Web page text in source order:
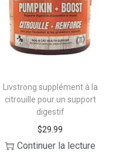
Livstrong supplément à la
citrouille pour un support
digestif
$29.99
Continuer la lecture